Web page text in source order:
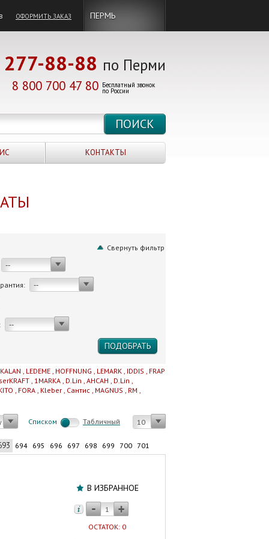
ОФОРМИТЬ ЗАКАЗ ПЕРМЬ
277-88-88 по Перми
8 800 700 47 80 Бесплатный звонок
по России
КОНТАКТЫ
Свернуть фильтр
--
--
--
, LEDEME , HOFFNUNG , LEMARK , IDDIS , FRAP
, 1MARKA , D.Lin , AHCAH , D.Lin ,
, FORA , Kleber , Сантис , MAGNUS , RM ,
Cписком Табличный 10
694 695 696 697 698 699 700 701
В ИЗБРАННОЕ
ОСТАТОК: 0